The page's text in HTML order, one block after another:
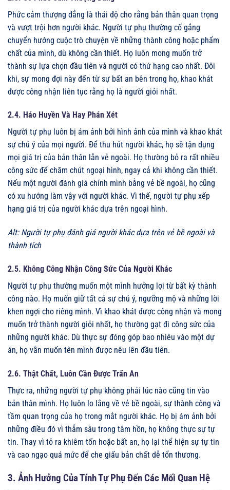
Phức cảm thượng đẳng là thái độ cho rằng bản thân quan trọng
và vượt trội hơn người khác. Người tự phụ thường cố gắng
chuyển hướng cuộc trò chuyện về những thành công hoặc phẩm
chất của mình, dù không cần thiết. Họ luôn mong muốn trở
thành sự lựa chọn đầu tiên và người có thứ hạng cao nhất. Đôi
khi, sự mong đợi này đến từ sự bất an bên trong họ, khao khát
được công nhận liên tục rằng họ là người giỏi nhất.
2.4. Háo Huyền Và Hay Phán Xét
Người tự phụ luôn bị ám ảnh bởi hình ảnh của mình và khao khát
sự chú ý của mọi người. Để thu hút người khác, họ sẽ tận dụng
mọi giá trị của bản thân lẫn vẻ ngoài. Họ thường bỏ ra rất nhiều
công sức để chăm chút ngoại hình, ngay cả khi không cần thiết.
Nếu một người đánh giá chính mình bằng vẻ bề ngoài, họ cũng
có xu hướng làm vậy với người khác. Vì thế, người tự phụ xếp
hạng giá trị của người khác dựa trên ngoại hình.
Alt: Người tự phụ đánh giá người khác dựa trên vẻ bề ngoài và
thành tích
2.5. Không Công Nhận Công Sức Của Người Khác
Người tự phụ thường muốn một mình hưởng lợi từ bất kỳ thành
công nào. Họ muốn giữ tất cả sự chú ý, ngưỡng mộ và những lời
khen ngợi cho riêng mình. Vì khao khát được công nhận và mong
muốn trở thành người giỏi nhất, họ thường gạt đi công sức của
những người khác. Dù thực sự đóng góp bao nhiêu vào một dự
án, họ vẫn muốn tên mình được nêu lên đầu tiên.
2.6. Thật Chất, Luôn Cần Được Trấn An
Thực ra, những người tự phụ không phải lúc nào cũng tin vào
bản thân mình. Họ luôn lo lắng về vẻ bề ngoài, sự thành công và
tầm quan trọng của họ trong mắt người khác. Họ bị ám ảnh bởi
những điều đó vì thẳm sâu trong tâm hồn, họ không thực sự tự
tin. Thay vì tỏ ra khiêm tốn hoặc bất an, họ lại thể hiện sự tự tin
và cao ngạo quá mức để che giấu bản chất dễ tổn thương.
3. Ảnh Hưởng Của Tính Tự Phụ Đến Các Mối Quan Hệ